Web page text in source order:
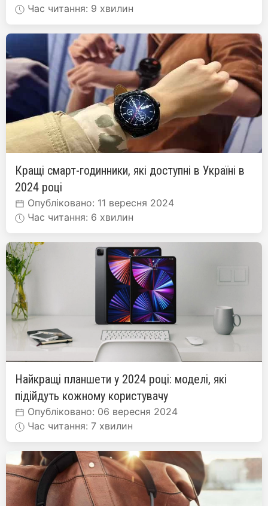
Час читання: 9 хвилин
Кращі смарт-годинники, які доступні в Україні в
2024 році
Опубліковано: 11 вересня 2024
Час читання: 6 хвилин
Найкращі планшети у 2024 році: моделі, які
підійдуть кожному користувачу
Опубліковано: 06 вересня 2024
Час читання: 7 хвилин